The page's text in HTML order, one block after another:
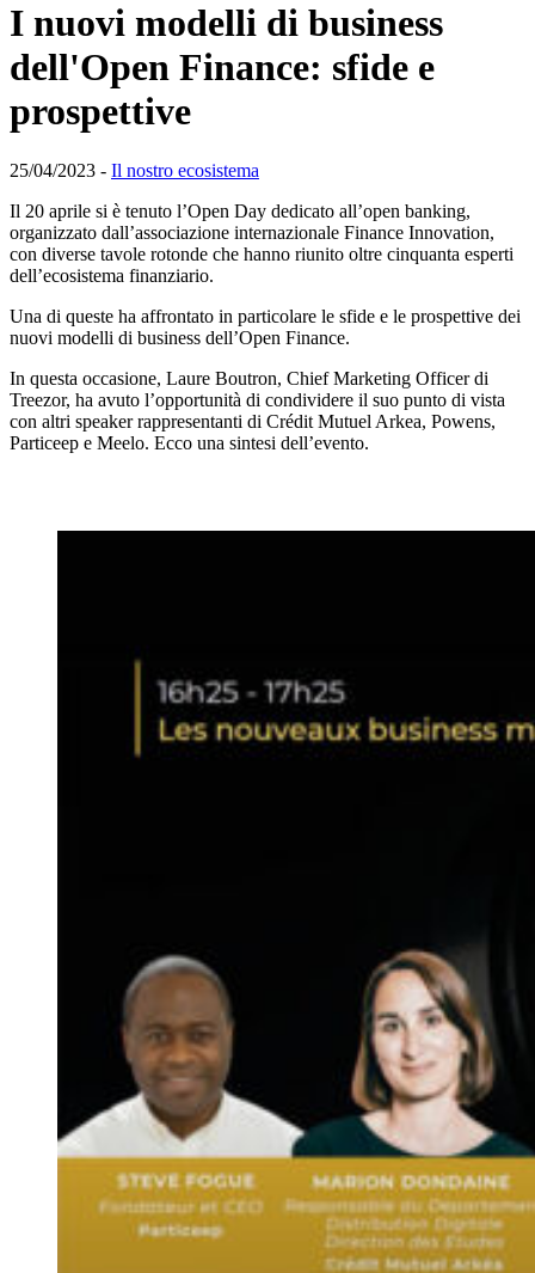
I nuovi modelli di business
dell'Open Finance: sfide e
prospettive
25/04/2023 - Il nostro ecosistema
Il 20 aprile si è tenuto l’Open Day dedicato all’open banking,
organizzato dall’associazione internazionale Finance Innovation,
con diverse tavole rotonde che hanno riunito oltre cinquanta esperti
dell’ecosistema finanziario.
Una di queste ha affrontato in particolare le sfide e le prospettive dei
nuovi modelli di business dell’Open Finance.
In questa occasione, Laure Boutron, Chief Marketing Officer di
Treezor, ha avuto l’opportunità di condividere il suo punto di vista
con altri speaker rappresentanti di Crédit Mutuel Arkea, Powens,
Particeep e Meelo. Ecco una sintesi dell’evento.